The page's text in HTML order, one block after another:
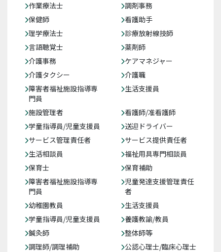
作業療法士
調剤事務
保健師
看護助手
理学療法士
診療放射線技師
言語聴覚士
薬剤師
介護事務
ケアマネジャー
介護タクシー
介護職
障害者福祉施設指導専
門員
生活支援員
施設管理者
看護師/准看護師
学童指導員/児童支援員
送迎ドライバー
サービス管理責任者
サービス提供責任者
生活相談員
福祉用具専門相談員
保育士
保育補助
障害者福祉施設指導専
門員
児童発達支援管理責任
者
幼稚園教員
生活支援員
学童指導員/児童支援員
養護教諭/教員
鍼灸師
整体師等
調理師/調理補助
公認心理士/臨床心理士